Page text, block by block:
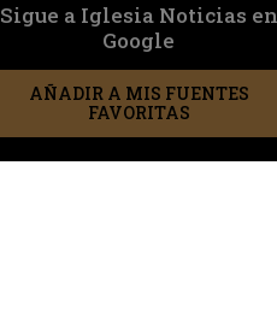
Sigue a Iglesia Noticias en
Google
AÑADIR A MIS FUENTES
FAVORITAS